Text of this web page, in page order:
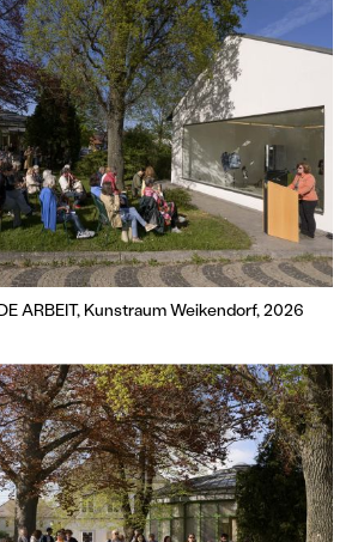
ARBEIT, Kunstraum Weikendorf, 2026